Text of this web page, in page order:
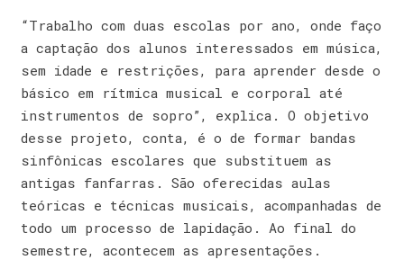
“Trabalho com duas escolas por ano, onde faço
a captação dos alunos interessados em música,
sem idade e restrições, para aprender desde o
básico em rítmica musical e corporal até
instrumentos de sopro”, explica. O objetivo
desse projeto, conta, é o de formar bandas
sinfônicas escolares que substituem as
antigas fanfarras. São oferecidas aulas
teóricas e técnicas musicais, acompanhadas de
todo um processo de lapidação. Ao final do
semestre, acontecem as apresentações.